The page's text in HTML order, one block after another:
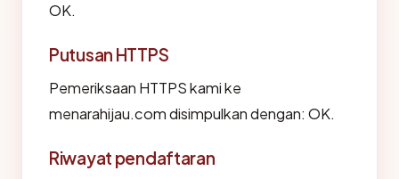
OK.
Putusan HTTPS
Pemeriksaan HTTPS kami ke
menarahijau.com disimpulkan dengan: OK.
Riwayat pendaftaran